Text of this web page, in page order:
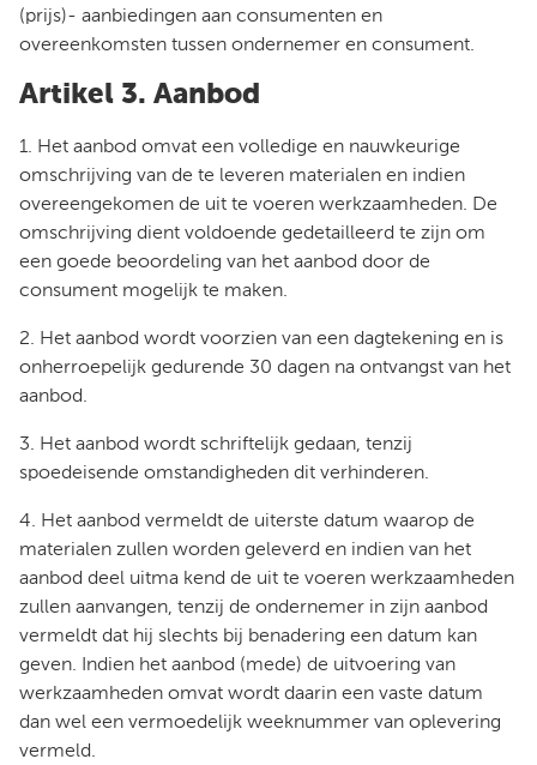
(prijs)- aanbiedingen aan consumenten en
overeenkomsten tussen ondernemer en consument.
Artikel 3. Aanbod
1. Het aanbod omvat een volledige en nauwkeurige
omschrijving van de te leveren materialen en indien
overeengekomen de uit te voeren werkzaamheden. De
omschrijving dient voldoende gedetailleerd te zijn om
een goede beoordeling van het aanbod door de
consument mogelijk te maken.
2. Het aanbod wordt voorzien van een dagtekening en is
onherroepelijk gedurende 30 dagen na ontvangst van het
aanbod.
3. Het aanbod wordt schriftelijk gedaan, tenzij
spoedeisende omstandigheden dit verhinderen.
4. Het aanbod vermeldt de uiterste datum waarop de
materialen zullen worden geleverd en indien van het
aanbod deel uitma kend de uit te voeren werkzaamheden
zullen aanvangen, tenzij de ondernemer in zijn aanbod
vermeldt dat hij slechts bij benadering een datum kan
geven. Indien het aanbod (mede) de uitvoering van
werkzaamheden omvat wordt daarin een vaste datum
dan wel een vermoedelijk weeknummer van oplevering
vermeld.